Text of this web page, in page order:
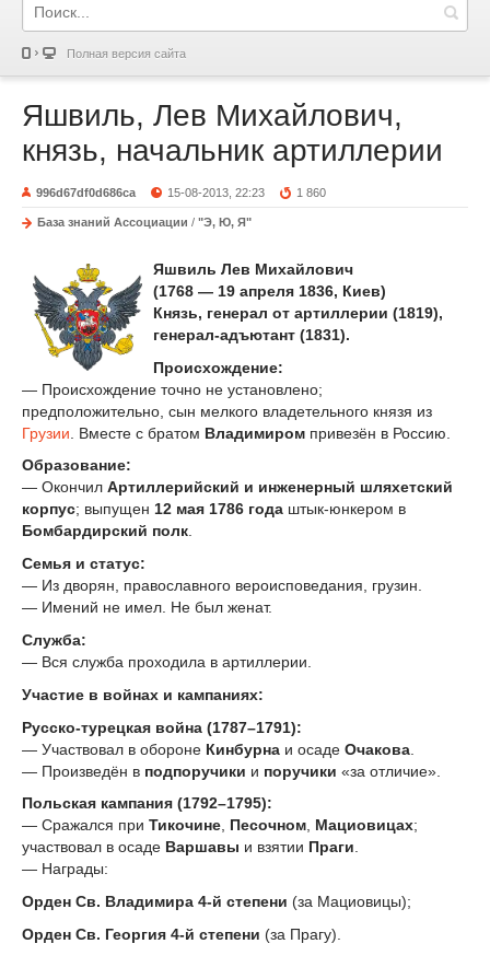
Полная версия сайта
Яшвиль, Лев Михайлович,
князь, начальник артиллерии
996d67df0d686ca 15-08-2013, 22:23 1 860
База знаний Ассоциации / "Э, Ю, Я"
Яшвиль Лев Михайлович
(1768 — 19 апреля 1836, Киев)
Князь, генерал от артиллерии (1819),
генерал-адъютант (1831).
Происхождение:
— Происхождение точно не установлено;
предположительно, сын мелкого владетельного князя из
Грузии . Вместе с братом Владимиром привезён в Россию.
Образование:
— Окончил Артиллерийский и инженерный шляхетский
корпус; выпущен 12 мая 1786 года штык-юнкером в
Бомбардирский полк.
Семья и статус:
— Из дворян, православного вероисповедания, грузин.
— Имений не имел. Не был женат.
Служба:
— Вся служба проходила в артиллерии.
Участие в войнах и кампаниях:
Русско-турецкая война (1787–1791):
— Участвовал в обороне Кинбурна и осаде Очакова
— Произведён в подпоручики и поручики «за отличие».
Польская кампания (1792–1795):
— Сражался при Тикочине, Песочном, Мациовицах;
участвовал в осаде Варшавы и взятии Праги.
— Награды:
Орден Св. Владимира 4-й степени (за Мациовицы);
Орден Св. Георгия 4-й степени (за Прагу).